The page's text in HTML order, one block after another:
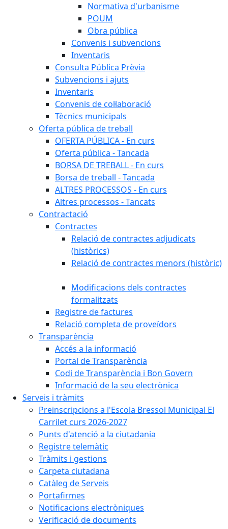
Normativa d'urbanisme
POUM
Obra pública
Convenis i subvencions
Inventaris
Consulta Pública Prèvia
Subvencions i ajuts
Inventaris
Convenis de col·laboració
Tècnics municipals
Oferta pública de treball
OFERTA PÚBLICA - En curs
Oferta pública - Tancada
BORSA DE TREBALL - En curs
Borsa de treball - Tancada
ALTRES PROCESSOS - En curs
Altres processos - Tancats
Contractació
Contractes
Relació de contractes adjudicats
(històrics)
Relació de contractes menors (històric)
Modificacions dels contractes
formalitzats
Registre de factures
Relació completa de proveïdors
Transparència
Accés a la informació
Portal de Transparència
Codi de Transparència i Bon Govern
Informació de la seu electrònica
Serveis i tràmits
Preinscripcions a l'Escola Bressol Municipal El
Carrilet curs 2026-2027
Punts d'atenció a la ciutadania
Registre telemàtic
Tràmits i gestions
Carpeta ciutadana
Catàleg de Serveis
Portafirmes
Notificacions electròniques
Verificació de documents